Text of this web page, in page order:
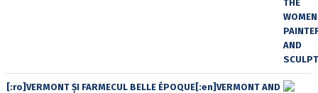
[:ro]VERMONT ȘI FARMECUL BELLE ÉPOQUE[:en]VERMONT AND